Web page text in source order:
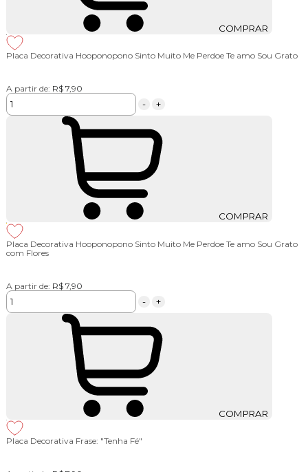
COMPRAR
Placa Decorativa Hooponopono Sinto Muito Me Perdoe Te amo Sou Grato
A partir de: R$ 7,90
- +
COMPRAR
Placa Decorativa Hooponopono Sinto Muito Me Perdoe Te amo Sou Grato
com Flores
A partir de: R$ 7,90
- +
COMPRAR
Placa Decorativa Frase: "Tenha Fé"